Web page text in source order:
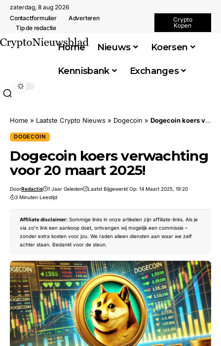
zaterdag, 8 aug 2026
Contactformulier
Adverteren
Tip de redactie
Crypto
Kopen
Home Nieuws Koersen
Kennisbank Exchanges
Home » Laatste Crypto Nieuws » Dogecoin » Dogecoin koers verwachting voor 20 maart 2025!
DOGECOIN
Dogecoin koers verwachting
voor 20 maart 2025!
DoorRedactie 1 Jaar Geleden
Laatst Bijgewerkt Op: 14 Maart 2025, 19:20
3 Minuten Leestijd
Affiliate disclaimer: Sommige links in onze artikelen zijn affiliate-links. Als je
via zo’n link een aankoop doet, ontvangen wij mogelijk een commissie –
zonder extra kosten voor jou. We raden alleen diensten aan waar we zelf
achter staan. Bedankt voor de steun.